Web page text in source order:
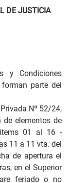
DE JUSTICIA
y Condiciones
forman parte del
Nº 52/24,
elementos de
01 al 16 -
11 a 11 vta. del
de apertura el
en el Superior
feriado o no